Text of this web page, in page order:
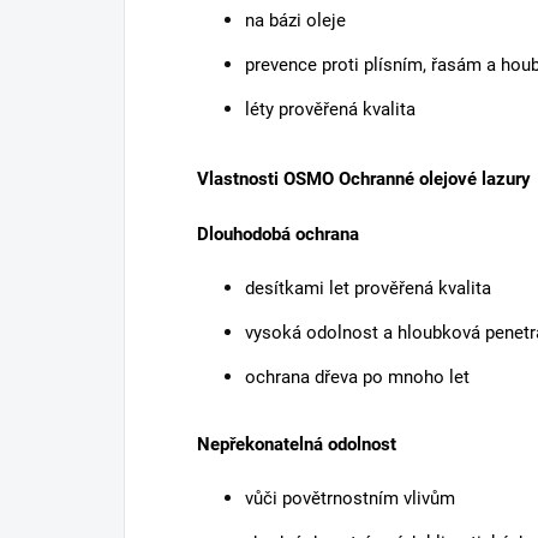
na bázi oleje
prevence proti plísním, řasám a
léty prověřená kvalita
Vlastnosti OSMO Ochranné olejové lazury
Dlouhodobá ochrana
desítkami let prověřená kvalita
vysoká odolnost a hloubková
ochrana dřeva po mnoho let
Nepřekonatelná odolnost
vůči povětrnostním vlivům